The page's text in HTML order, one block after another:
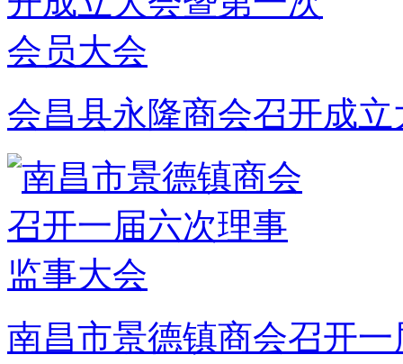
会昌县永隆商会召开成
南昌市景德镇商会召开